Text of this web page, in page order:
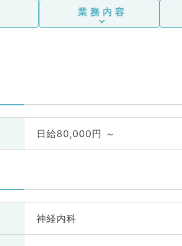
業務内容
日給80,000円 ～
神経内科